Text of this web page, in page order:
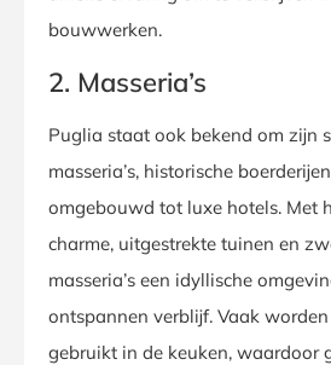
bouwwerken.
2. Masseria’s
Puglia staat ook bekend om zijn
masseria’s, historische
omgebouwd tot luxe hotels. Met
charme, uitgestrekte tuinen en
masseria’s een idyllische
ontspannen verblijf. Vaak
gebruikt in de keuken, waardoor